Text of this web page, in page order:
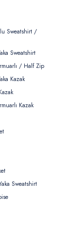
Sweatshirt /
Sweatshirt
/ Half Zip
Kazak
Kazak
Sweatshirt